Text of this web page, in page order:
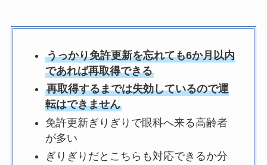
うっかり免許更新を忘れても6か月以内
であれば再取得できる
再取得するまでは失効しているので運
転はできません
免許更新ぎりぎりで眼科へ来る高齢者
が多い
ぎりぎりだとこちらも対応できるか分